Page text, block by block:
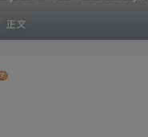
正文